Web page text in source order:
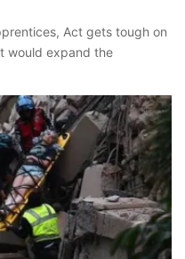
Act gets tough on
would expand the